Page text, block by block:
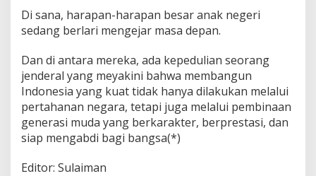
Di sana, harapan-harapan besar anak negeri
sedang berlari mengejar masa depan.
Dan di antara mereka, ada kepedulian seorang
jenderal yang meyakini bahwa membangun
Indonesia yang kuat tidak hanya dilakukan melalui
pertahanan negara, tetapi juga melalui pembinaan
generasi muda yang berkarakter, berprestasi, dan
siap mengabdi bagi bangsa(*)
Editor: Sulaiman